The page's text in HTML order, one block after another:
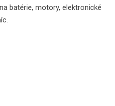
batérie, motory, elektronické